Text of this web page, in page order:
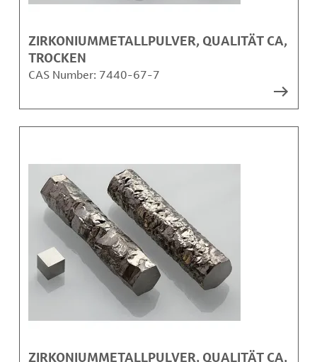
ZIRKONIUMMETALLPULVER, QUALITÄT CA,
TROCKEN
CAS Number: 7440-67-7
ZIRKONIUMMETALLPULVER, QUALITÄT CA,